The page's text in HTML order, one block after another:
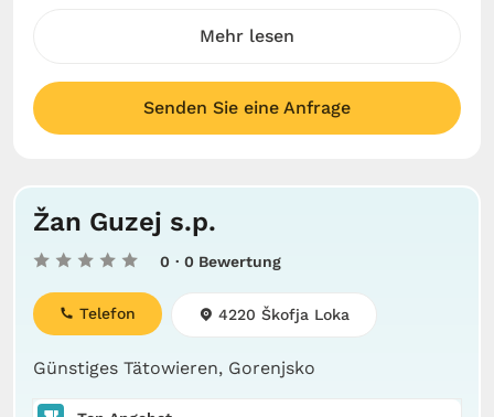
Mehr lesen
Senden Sie eine Anfrage
Žan Guzej s.p.
0 · 0 Bewertung
Günstiges Tätowieren, Gorenjsko
Telefon 4220 Škofja Loka